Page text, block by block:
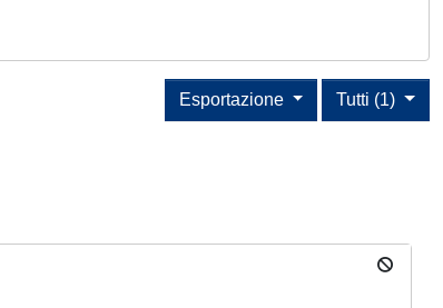
Tutti (1)
Esportazione